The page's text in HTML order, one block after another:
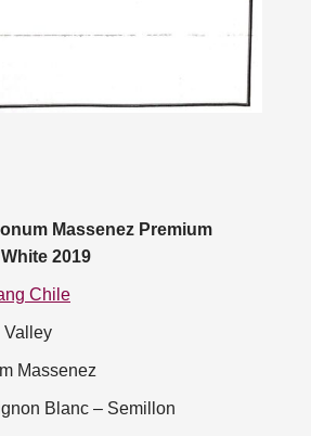
Massenez Premium
2019
Chile
Valley
Massenez
Blanc – Semillon